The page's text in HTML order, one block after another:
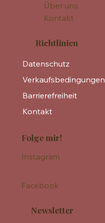
Über uns
Kontakt
Richtlinien
Datenschutz
Verkaufsbedingungen
Barrierefreiheit
Kontakt
Folge mir!
Instagram
Facebook
Newsletter